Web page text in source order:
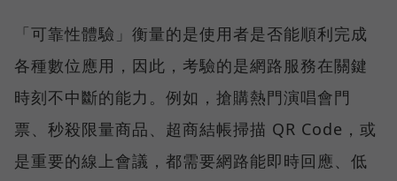
「可靠性體驗」衡量的是使用者是否能順利完成
各種數位應用，因此，考驗的是網路服務在關鍵
時刻不中斷的能力。例如，搶購熱門演唱會門
票、秒殺限量商品、超商結帳掃描 QR Code，或
是重要的線上會議，都需要網路能即時回應、低